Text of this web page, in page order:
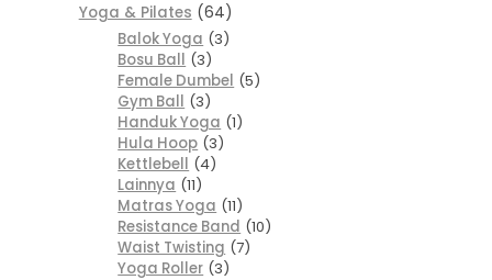
Yoga & Pilates
64
Balok Yoga 3
Bosu Ball 3
Female Dumbel 5
Gym Ball 3
Handuk Yoga 1
Hula Hoop 3
Kettlebell 4
Lainnya 11
Matras Yoga 11
Resistance Band 10
Waist Twisting 7
Yoga Roller 3